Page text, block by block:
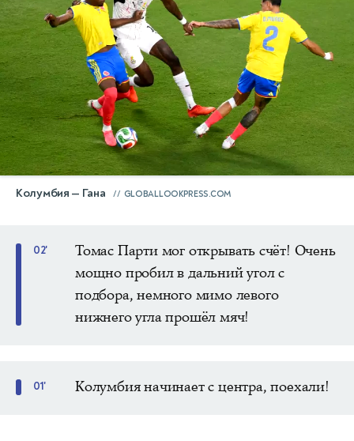
Колумбия — Гана GLOBALLOOKPRESS.COM
02'
Томас Парти мог открывать счёт! Очень
мощно пробил в дальний угол с
подбора, немного мимо левого
нижнего угла прошёл мяч!
01' Колумбия начинает с центра, поехали!